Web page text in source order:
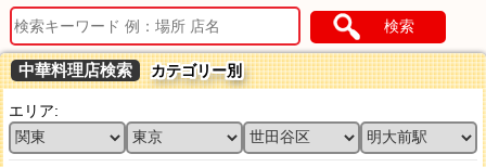
検索
中華料理店検索 カテゴリー別
エリア: